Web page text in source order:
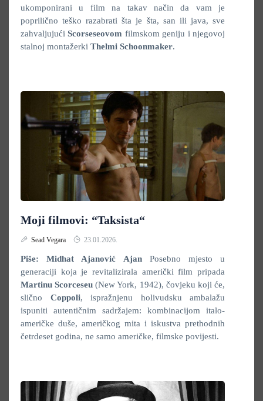
ukomponirani u film na takav način da vam je
poprilično teško razabrati šta je šta, san ili java, sve
zahvaljujućiScorseseovom filmskom geniju i njegovoj
stalnoj montažerki Thelmi Schoonmaker.
Moji filmovi: “Taksista“
Sead Vegara 23.01.2026.
Piše: Midhat Ajanović AjanPosebno mjesto u
generaciji koja je revitalizirala američki film pripada
Martinu Scorceseu (New York, 1942), čovjeku koji će,
slično Coppoli, ispražnjenu holivudsku ambalažu
ispuniti autentičnim sadržajem: kombinacijom italo-
američke duše, američkog mita i iskustva prethodnih
četrdeset godina, ne samo američke, filmske povijesti.